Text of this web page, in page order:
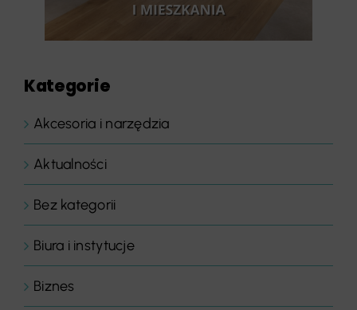
Kategorie
Akcesoria i narzędzia
Aktualności
Bez kategorii
Biura i instytucje
Biznes